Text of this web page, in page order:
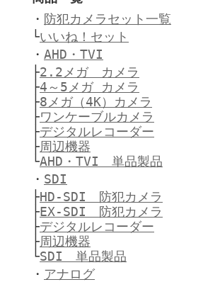
・ 防犯カメラセット一覧
└いいね！セット
・ AHD・TVI
├2.2メガ カメラ
├4～5メガ カメラ
├8メガ（4K）カメラ
├ワンケーブルカメラ
├デジタルレコーダー
├周辺機器
└AHD・TVI 単品製品
・ SDI
├HD-SDI 防犯カメラ
├EX-SDI 防犯カメラ
├デジタルレコーダー
├周辺機器
└SDI 単品製品
・ アナログ